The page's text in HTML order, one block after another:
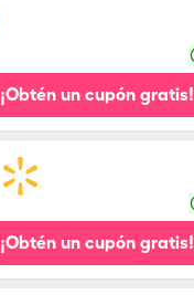
¡Obtén un cupón gratis!
¡Obtén un cupón gratis!